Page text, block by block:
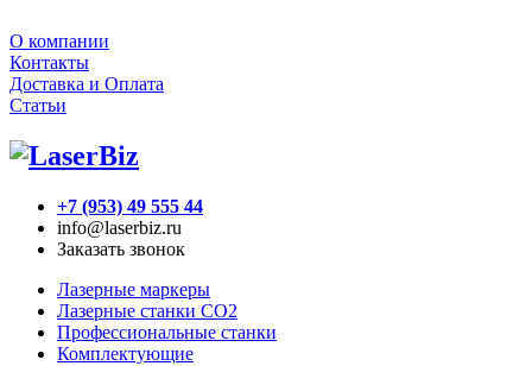
О компании
Контакты
Доставка и Оплата
Статьи
+7 (953) 49 555 44
info@laserbiz.ru
Заказать звонок
Лазерные маркеры
Лазерные станки CO2
Профессиональные станки
Комплектующие